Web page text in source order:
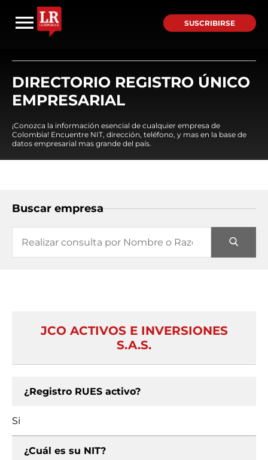
SUSCRIBIRSE
DIRECTORIO REGISTRO ÚNICO
EMPRESARIAL
¡Conozca la información esencial de cualquier empresa de
Colombia! Encuentre NIT, dirección, teléfono, y mas en la base de
datos empresarial mas grande del país.
Buscar empresa
JCO ACTIVOS E INVERSIONES
S.A.S.
¿Registro RUES activo?
Si
¿Cuál es su NIT?